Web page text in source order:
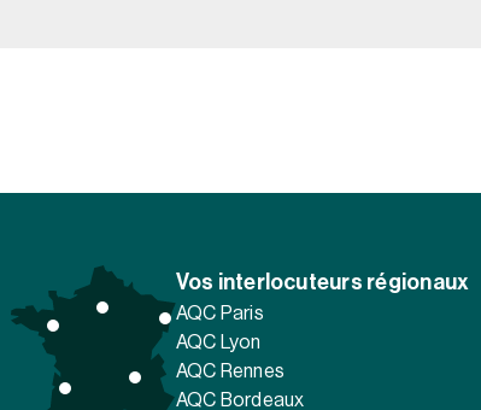
Vos interlocuteurs régionaux
AQC Paris
AQC Lyon
AQC Rennes
AQC Bordeaux